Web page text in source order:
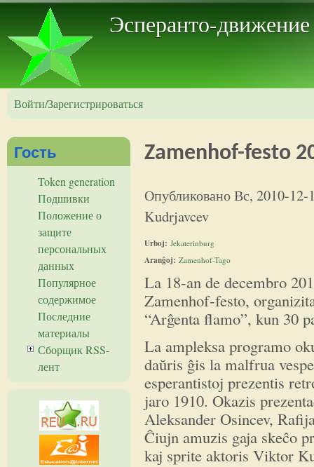
Эсперанто-
Войти/Зарегистрироваться
Zamenhof-festo
ОпубликованоВс, 2010-12-
Kudrjavcev
Urboj: Jekaterinburg
Aranĝoj: Zamenhof-Tago
La 18-an de decembro
Zamenhof-festo,
“Arĝenta flamo”, kun 30
La ampleksa programo
daŭris ĝis la malfrua
esperantistoj prezentis
jaro 1910. Okazis
Aleksander Osincev,
Ĉiujn amuzis gaja skeĉo
kaj sprite aktoris Viktor
Гость
Token generation
Подшивки
Положение о
защите
персональных
данных
Популярное
содержимое
Последние
материалы
Сборщик RSS-
лент